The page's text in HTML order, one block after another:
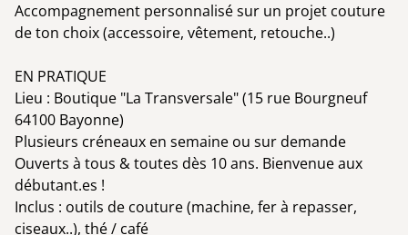
Accompagnement personnalisé sur un projet couture
de ton choix (accessoire, vêtement, retouche..)
EN PRATIQUE
Lieu : Boutique "La Transversale" (15 rue Bourgneuf
64100 Bayonne)
Plusieurs créneaux en semaine ou sur demande
Ouverts à tous & toutes dès 10 ans. Bienvenue aux
débutant.es !
Inclus : outils de couture (machine, fer à repasser,
ciseaux..), thé / café